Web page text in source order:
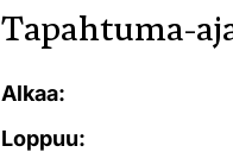
Tapahtuma-
Alkaa:
Loppuu: